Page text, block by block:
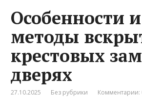
Особенности и
методы
крестовых
дверях
27.10.2025 Без рубрики Комментарии: